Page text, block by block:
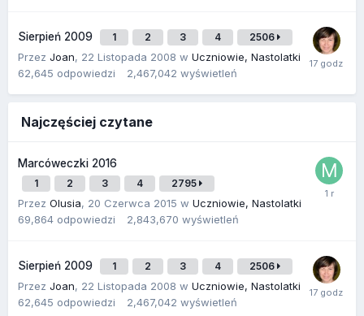
Sierpień 2009 1 2 3 4 2506
Przez Joan, 22 Listopada 2008 w Uczniowie, Nastolatki
62,645 odpowiedzi 2,467,042 wyświetleń
Najczęściej czytane
Marcóweczki 2016
1 2 3 4 2795
Przez Olusia, 20 Czerwca 2015 w Uczniowie, Nastolatki
69,864 odpowiedzi 2,843,670 wyświetleń
Sierpień 2009 1 2 3 4 2506
Przez Joan, 22 Listopada 2008 w Uczniowie, Nastolatki
62,645 odpowiedzi 2,467,042 wyświetleń